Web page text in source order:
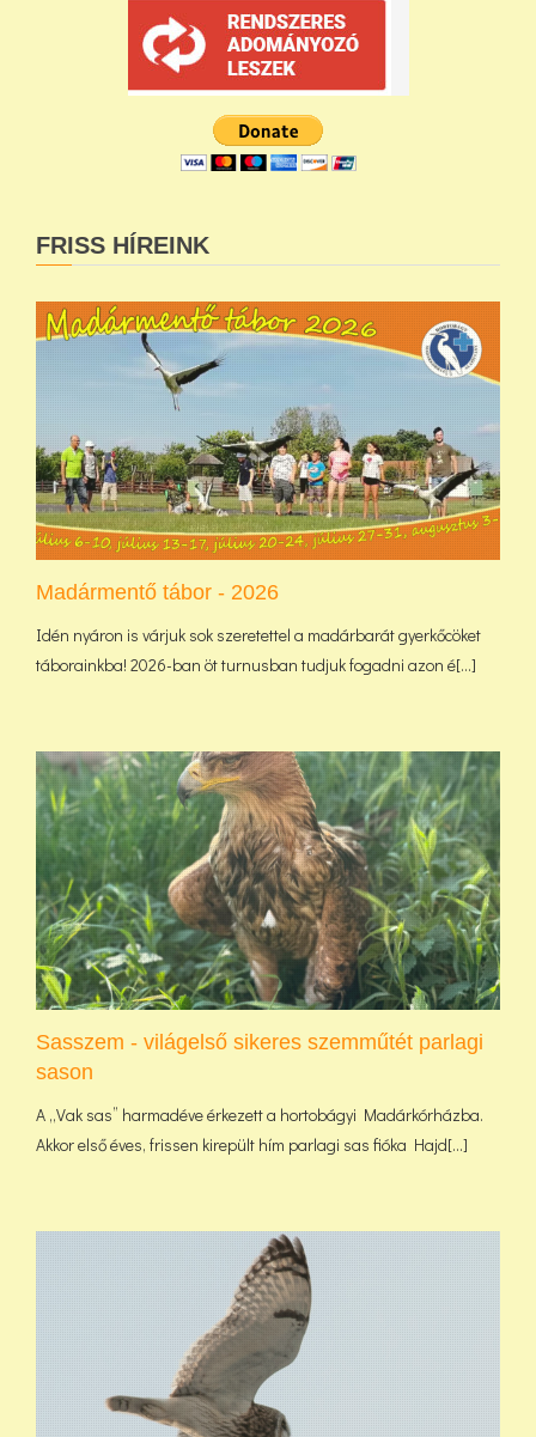
FRISS HÍREINK
Madármentő tábor - 2026
Idén nyáron is várjuk sok szeretettel a madárbarát gyerkőcöket
táborainkba! 2026-ban öt turnusban tudjuk fogadni azon é[...]
Sasszem - világelső sikeres szemműtét parlagi
sason
A „Vak sas” harmadéve érkezett a hortobágyi Madárkórházba.
Akkor első éves, frissen kirepült hím parlagi sas fióka Hajd[...]